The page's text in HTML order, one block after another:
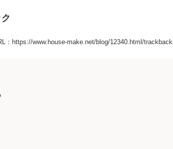
：https://www.house-make.net/blog/12340.html/trackback